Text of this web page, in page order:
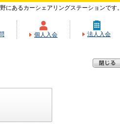
にあるカーシェアリングステーションです。
個人入会 法人入会